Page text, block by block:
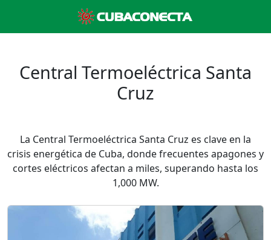
Central Termoeléctrica Santa
Cruz
La Central Termoeléctrica Santa Cruz es clave en la
crisis energética de Cuba, donde frecuentes apagones y
cortes eléctricos afectan a miles, superando hasta los
1,000 MW.